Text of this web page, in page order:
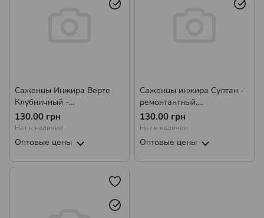
Саженцы Инжира Верте
Клубничный -
ремонтантный,
самоплодный, сладкий
130.00 грн
Нет в наличии
Оптовые цены
Саженцы инжира Султан -
ремонтантный,
самоплодный, сладкий
130.00 грн
Нет в наличии
Оптовые цены